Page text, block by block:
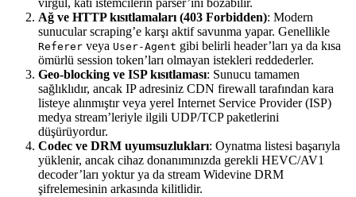
virgül, katı istemcilerin parser’ını bozabilir.
Ağ ve HTTP kısıtlamaları (403 Forbidden): Modern
sunucular scraping’e karşı aktif savunma yapar. Genellikle
Referer veya User-Agent gibi belirli header’ları ya da kısa
ömürlü session token’ları olmayan istekleri reddederler.
Geo-blocking ve ISP kısıtlaması: Sunucu tamamen
sağlıklıdır, ancak IP adresiniz CDN firewall tarafından kara
listeye alınmıştır veya yerel Internet Service Provider (ISP)
medya stream’leriyle ilgili UDP/TCP paketlerini
düşürüyordur.
Codec ve DRM uyumsuzlukları: Oynatma listesi başarıyla
yüklenir, ancak cihaz donanımınızda gerekli HEVC/AV1
decoder’ları yoktur ya da stream Widevine DRM
şifrelemesinin arkasında kilitlidir.